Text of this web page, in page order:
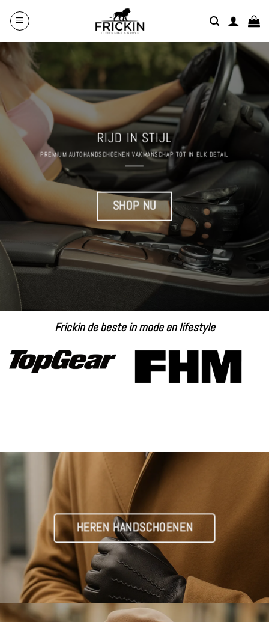
naar
RIJD IN STIJL
PREMIUM AUTOHANDSCHOENEN VAKMANSCHAP TOT IN ELK DETAIL
SHOP NU
Frickin de beste in mode en lifestyle
HEREN HANDSCHOENEN